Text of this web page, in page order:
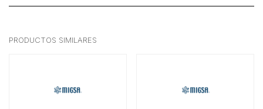
PRODUCTOS SIMILARES